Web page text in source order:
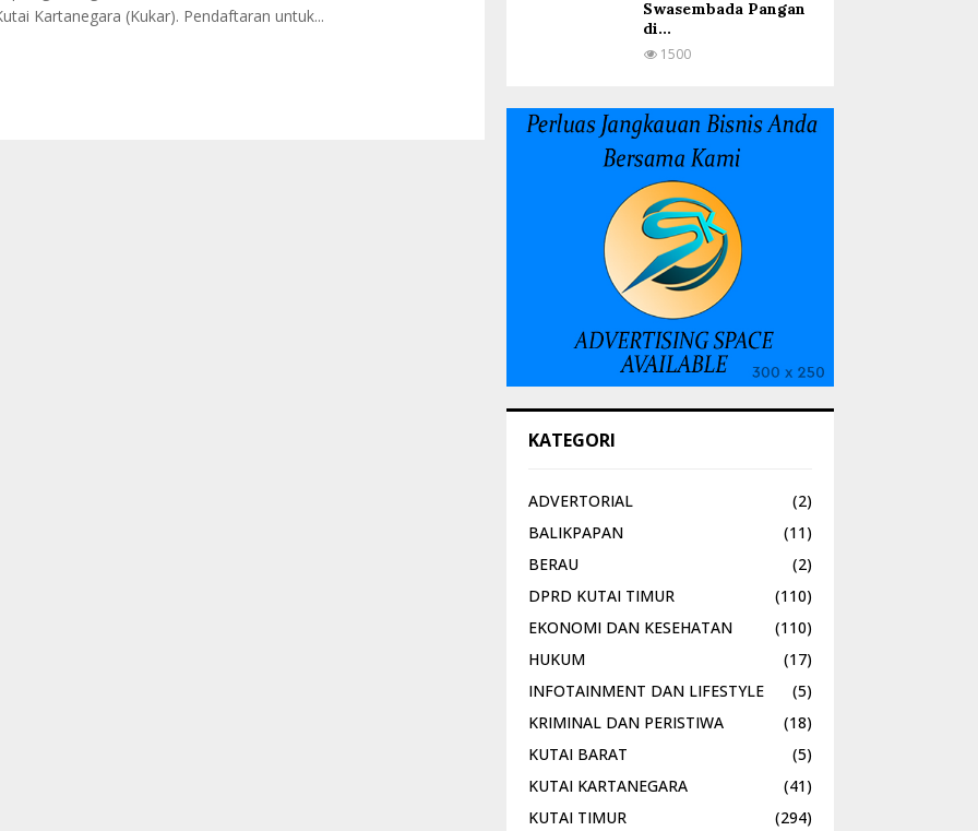
Kartanegara (Kukar). Pendaftaran untuk...
Swasembada Pangan
di...
1500
KATEGORI
ADVERTORIAL
(2)
BALIKPAPAN
(11)
BERAU
(2)
DPRD KUTAI TIMUR
(110)
EKONOMI DAN KESEHATAN
(110)
HUKUM
(17)
INFOTAINMENT DAN LIFESTYLE
(5)
KRIMINAL DAN PERISTIWA
(18)
KUTAI BARAT
(5)
KUTAI KARTANEGARA
(41)
KUTAI TIMUR
(294)